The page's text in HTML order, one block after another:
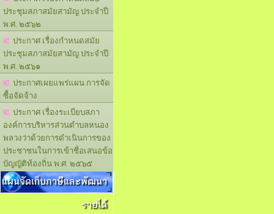
ประชุมสภาสมัยสามัญ ประจำปี
พ.ศ. ๒๕๖๒
ประกาศ เรื่องกำหนดสมัย
ประชุมสภาสมัยสามัญ ประจำปี
พ.ศ. ๒๕๖๑
ประกาศเผยแพร่แผน การจัด
ซื้อจัดจ้าง
ประกาศ เรื่องระเบียบสภา
องค์การบริหารส่วนตำบลหนอง
พลวงว่าด้วยการดำเนินการของ
ประชาชนในการเข้าชื่อเสนอข้อ
บัญญัติท้องถิ่น พ.ศ. ๒๕๖๕
แผนจัดเก็บภาษีและพัฒนา
รายได้